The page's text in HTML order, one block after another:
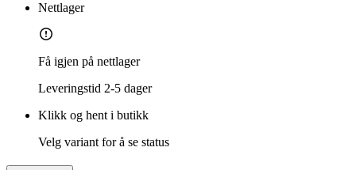
Nettlager
Få igjen på nettlager
Leveringstid 2-5 dager
Klikk og hent i butikk
Velg variant for å se status